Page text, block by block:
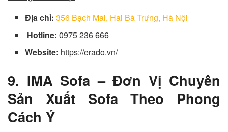
Địa chỉ: 356 Bạch Mai, Hai Bà Trưng, Hà Nội
Hotline: 0975 236 666
Website: https://erado.vn/
9. IMA Sofa – Đơn Vị Chuyên
Sản Xuất Sofa Theo Phong
Cách Ý